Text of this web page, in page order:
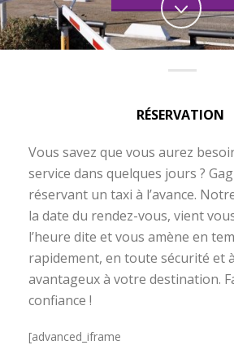
RÉSERVATION
Vous savez que vous aurez
service dans quelques jours ?
réservant un taxi à l’avance.
la date du rendez-vous, vient
l’heure dite et vous amène en
rapidement, en toute sécurité et
avantageux à votre destination.
confiance !
[advanced_iframe